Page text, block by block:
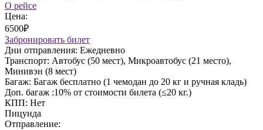
О рейсе
Цена:
6500₽
Забронировать билет
Дни отправления: Ежедневно
Транспорт: Автобус (50 мест), Микроавтобус (21 место),
Минивэн (8 мест)
Багаж: Багаж бесплатно (1 чемодан до 20 кг и ручная кладь)
Доп. багаж :10% от стоимости билета (≤20 кг.)
КПП: Нет
Пицунда
Отправление: